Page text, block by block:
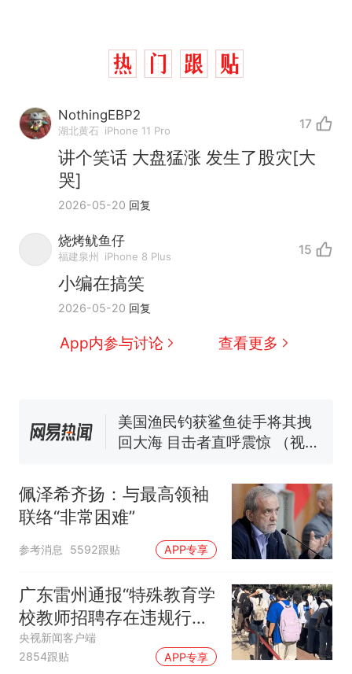
NothingEBP2
湖北黄石 iPhone 11 Pro 17
讲个笑话 大盘猛涨 发生了股灾[大
哭]
2026-05-20 回复
烧烤鱿鱼仔
福建泉州 iPhone 8 Plus 15
小编在搞笑
2026-05-20 回复
App内参与讨论 查看更多
热
“不想干了特提出辞职”，疑
似南京大学数院院长辞职信流
传，院方回应：喻良教授已卸
任院长一职，不清楚辞职信来
源；曾用手绘图做头像
新 费大厨“全国小炒肉大王”称
号，仅凭视频评出？中国烹饪
协会回应
男子上山采菌偶然发现鸡枞菌
（新京报）
美国渔民钓获鲨鱼徒手将其拽
回大海 目击者直呼震惊 （视频
官方通报
热
“不想干了特提出辞职”，疑
似南京大学数院院长辞职信流
传，院方回应：喻良教授已卸
源；曾用手绘图做头像
佩泽希齐扬：与最高领袖
联络“非常困难”
参考消息 5592跟贴 APP专享
广东雷州通报“特殊教育学
校教师招聘存在违规行
为”：已启动问责程序 副
校长被停职
央视新闻客户端
2854跟贴
APP专享